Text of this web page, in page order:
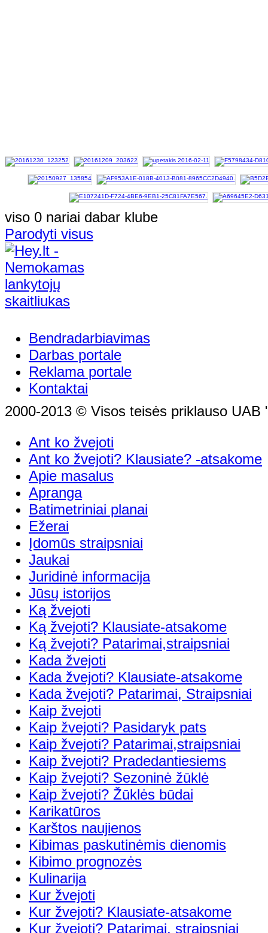
viso 0 nariai dabar klube
Parodyti visus
Bendradarbiavimas
Darbas portale
Reklama portale
Kontaktai
2000-2013 © Visos teisės priklauso UAB
Ant ko žvejoti
Ant ko žvejoti? Klausiate? -atsakome
Apie masalus
Apranga
Batimetriniai planai
Ežerai
Įdomūs straipsniai
Jaukai
Juridinė informacija
Jūsų istorijos
Ką žvejoti
Ką žvejoti? Klausiate-atsakome
Ką žvejoti? Patarimai,straipsniai
Kada žvejoti
Kada žvejoti? Klausiate-atsakome
Kada žvejoti? Patarimai, Straipsniai
Kaip žvejoti
Kaip žvejoti? Pasidaryk pats
Kaip žvejoti? Patarimai,straipsniai
Kaip žvejoti? Pradedantiesiems
Kaip žvejoti? Sezoninė žūklė
Kaip žvejoti? Žūklės būdai
Karikatūros
Karštos naujienos
Kibimas paskutinėmis dienomis
Kibimo prognozės
Kulinarija
Kur žvejoti
Kur žvejoti? Klausiate-atsakome
Kur žvejoti? Patarimai, straipsniai